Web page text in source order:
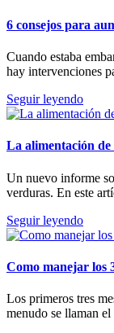
6 consejos para
Cuando estaba
hay intervenciones
Seguir leyendo
La alimentación
Un nuevo informe
verduras. En este
Seguir leyendo
Como manejar los
Los primeros tres
menudo se llaman el